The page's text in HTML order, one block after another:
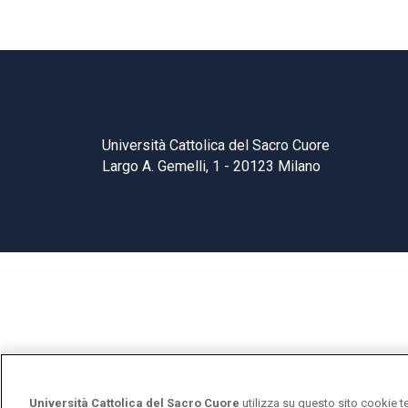
Università Cattolica del Sacro Cuore
Largo A. Gemelli, 1 - 20123 Milano
Università Cattolica del Sacro Cuore utilizza su questo sito cookie